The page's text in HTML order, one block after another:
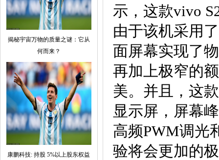
揭秘宇宙万物的质量之谜：它从
何而来？
康鹏科技: 持股 5%以上股东权益
示，这款vivo
由于该机采用
面屏幕实现了
再加上极窄的
美。并且，这
显示屏，屏幕
高频PWM调光
验将会更加的